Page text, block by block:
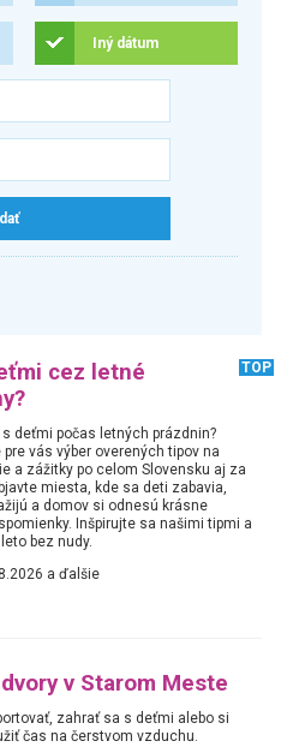
Iný dátum
cez letné
TOP
deťmi počas letných prázdnin?
vás výber overených tipov na
a zážitky po celom Slovensku aj za
miesta, kde sa deti zabavia,
a domov si odnesú krásne
Inšpirujte sa našimi tipmi a
bez nudy.
a ďalšie
v Starom Meste
zahrať sa s deťmi alebo si
čas na čerstvom vzduchu.